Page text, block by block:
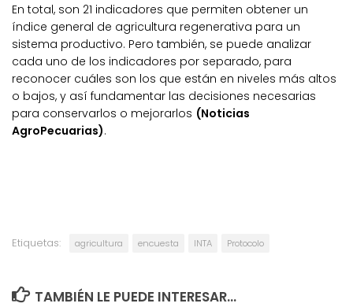
En total, son 21 indicadores que permiten obtener un
índice general de agricultura regenerativa para un
sistema productivo. Pero también, se puede analizar
cada uno de los indicadores por separado, para
reconocer cuáles son los que están en niveles más altos
o bajos, y así fundamentar las decisiones necesarias
para conservarlos o mejorarlos (Noticias
AgroPecuarias).
Etiquetas: agricultura encuesta INTA Protocolo
TAMBIÉN LE PUEDE INTERESAR...